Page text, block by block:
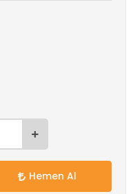
Hemen Al